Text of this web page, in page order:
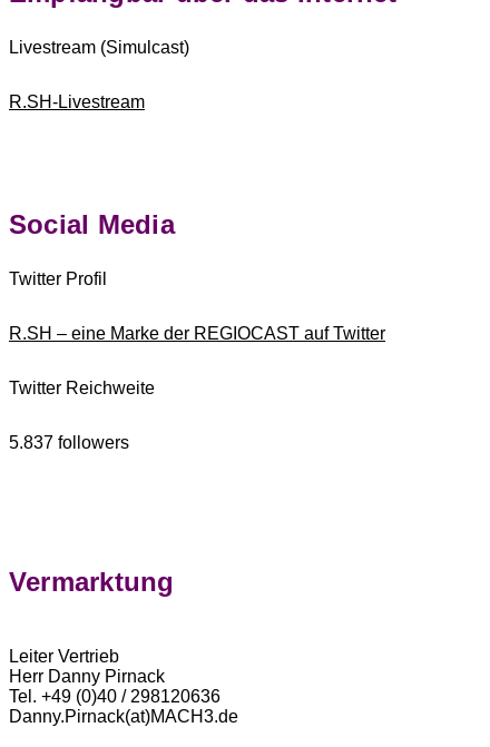
Livestream (Simulcast)
R.SH-Livestream
Social Media
Twitter Profil
R.SH – eine Marke der REGIOCAST auf Twitter
Twitter Reichweite
5.837 followers
Vermarktung
Leiter Vertrieb
Herr Danny Pirnack
Tel. +49 (0)40 / 298120636
Danny.Pirnack(at)MACH3.de